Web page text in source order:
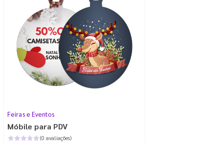
Feiras e Eventos
Móbile para PDV
(0 avaliações)